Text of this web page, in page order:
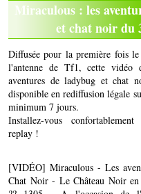
Miraculous : les
et chat noir du
Diffusée pour la première fois
l'antenne de Tf1, cette vidéo
aventures de ladybug et chat
disponible en rediffusion légale
minimum 7 jours.
Installez-vous
replay !
[VIDÉO] Miraculous - Les
Chat Noir - Le Château Noir